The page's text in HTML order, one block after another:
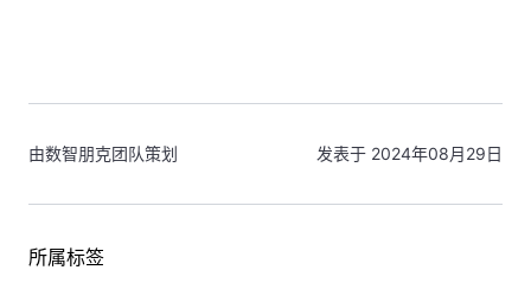
由数智朋克团队策划 发表于 2024年08月29日
所属标签